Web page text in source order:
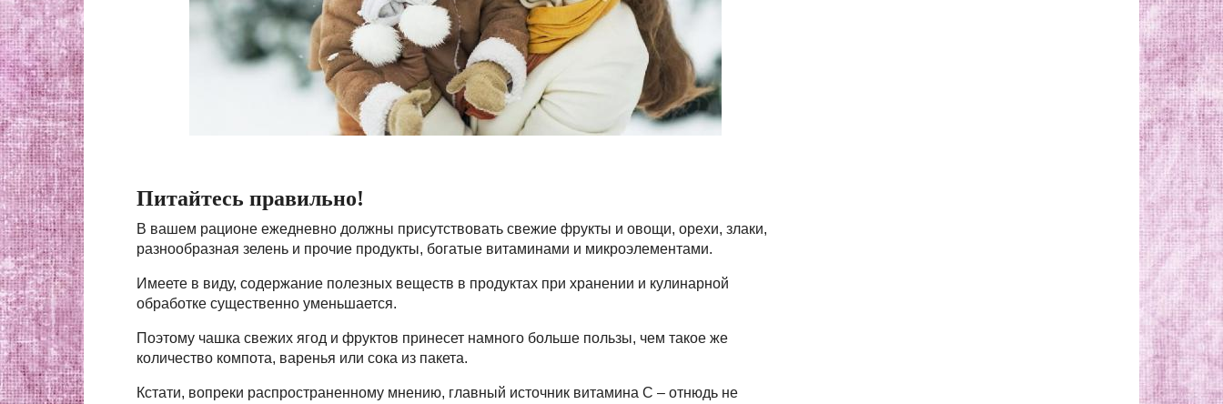
Питайтесь правильно!
В вашем рационе ежедневно должны присутствовать свежие фрукты и овощи, орехи, злаки,
разнообразная зелень и прочие продукты, богатые витаминами и микроэлементами.
Имеете в виду, содержание полезных веществ в продуктах при хранении и кулинарной
обработке существенно уменьшается.
Поэтому чашка свежих ягод и фруктов принесет намного больше пользы, чем такое же
количество компота, варенья или сока из пакета.
Кстати, вопреки распространенному мнению, главный источник витамина С – отнюдь не